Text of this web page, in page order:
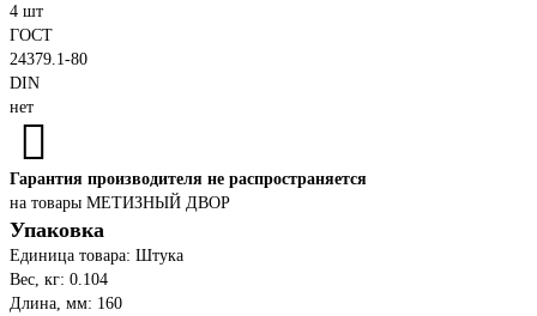
4 шт
ГОСТ
24379.1-80
DIN
нет
Гарантия производителя не распространяется
на товары МЕТИЗНЫЙ ДВОР
Упаковка
Единица товара: Штука
Вес, кг: 0.104
Длина, мм: 160